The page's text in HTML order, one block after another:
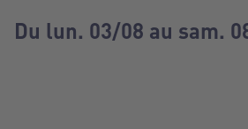
Du lun. 03/08 au sam.